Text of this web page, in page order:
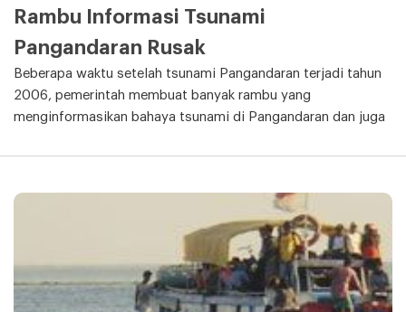
Rambu Informasi Tsunami
Pangandaran Rusak
Beberapa waktu setelah tsunami Pangandaran terjadi tahun
2006, pemerintah membuat banyak rambu yang
menginformasikan bahaya tsunami di Pangandaran dan juga